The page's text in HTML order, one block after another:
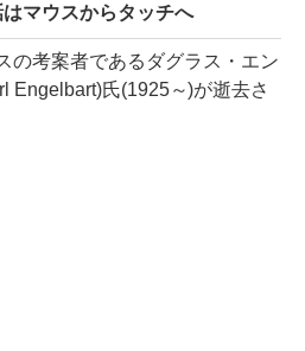
マウスからタッチへ
考案者であるダグラス・エン
Engelbart)氏(1925～)が逝去さ